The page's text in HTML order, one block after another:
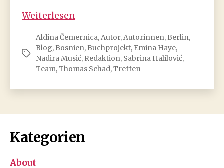
Weiterlesen
Blogprojekt
Bosnien
in
erstes
Schlagwörter
Aldina Čemernica,Autor,Autorinnen, Berlin,
Blog, Bosnien, Buchprojekt, Emina Haye,
Nadira Musić, Redaktion, Sabrina Halilović,
Team,Thomas Schad,Treffen
Kategorien
About